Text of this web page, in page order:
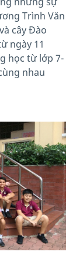
Trình Văn
cây Đào
ngày 11
học từ lớp 7-
nhau